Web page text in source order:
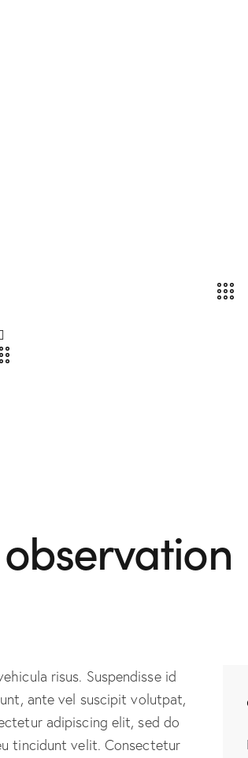
risus. Suspendisse id
ante vel suscipit volutpat,
adipiscing elit, sed do
tincidunt velit. Consectetur